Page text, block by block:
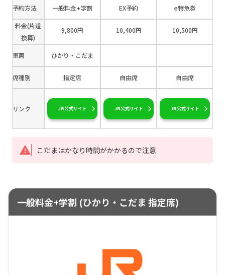
予約方法 一般料金+学割 EX予約 e特急券
料金(片道
換算)
9,800円 10,400円 10,500円
車両 ひかり・こだま
席種別 指定席 自由席 自由席
リンク JR公式サイト JR公式サイト JR公式サイト
こだまはかなり時間がかかるので注意
一般料金+学割 (ひかり・こだま 指定席)